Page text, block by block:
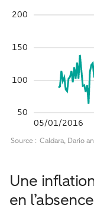
Une
en